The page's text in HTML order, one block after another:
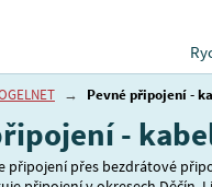
→ Pevné připojení -
-
připojení přes bezdrátové